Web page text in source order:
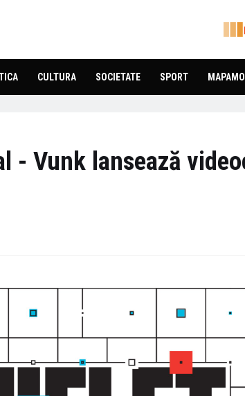
CULTURA SOCIETATE SPORT
- Vunk lansează